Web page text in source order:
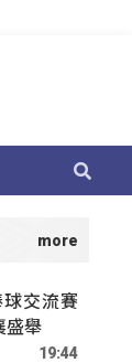
交流賽
盛舉
19:44